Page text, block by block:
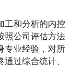
工和分析的内控
照公司评估方法
专业经验，对所
过综合统计、